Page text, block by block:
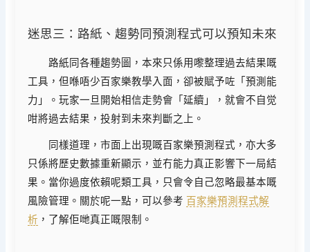
迷思三：路紙、趨勢同預測程式可以預知未來
路紙同各種趨勢圖，本來只係用嚟整理過去結果嘅
工具，但喺唔少百家樂教學入面，卻被賦予咗「預測能
力」。玩家一旦開始相信走勢會「延續」，就會不自觉
咁將過去結果，投射到未來判斷之上。
同樣道理，市面上出現嘅百家樂預測程式，亦大多
只係將歷史數據重新顯示，並冇能力真正影響下一局結
果。當你過度依賴呢類工具，只會令自己忽略最基本嘅
風險管理。關於呢一點，可以參考 百家樂預測程式解
析 ，了解佢哋真正嘅限制。